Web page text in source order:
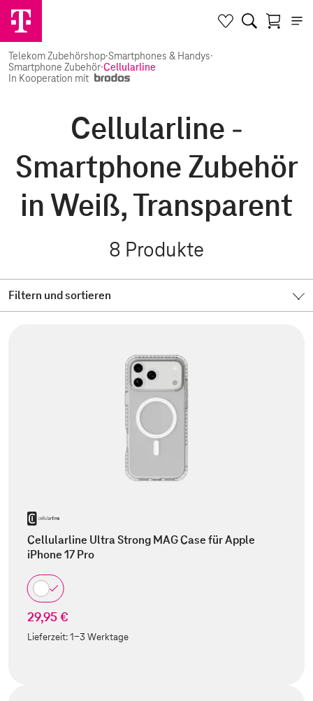
Telekom Zubehörshop·Smartphones & Handys·
Smartphone Zubehör·Cellularline
In Kooperation mit
Cellularline -
Smartphone Zubehör
in Weiß, Transparent
8 Produkte
Filtern und sortieren
Cellularline Ultra Strong MAG Case für Apple
iPhone 17 Pro
29,95 €
Lieferzeit:1-3 Werktage